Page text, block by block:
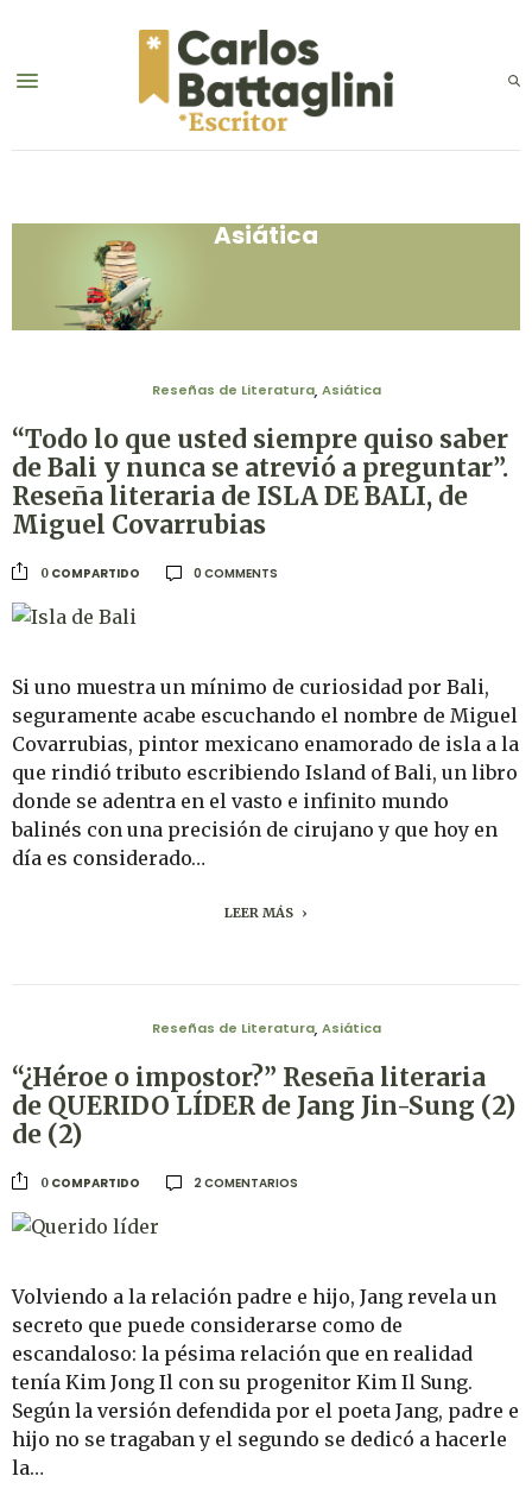
Asiática
Reseñas de Literatura, Asiática
“Todo lo que usted siempre quiso saber
de Bali y nunca se atrevió a preguntar”.
Reseña literaria de ISLA DE BALI, de
Miguel Covarrubias
0 COMPARTIDO 0 COMMENTS
Si uno muestra un mínimo de curiosidad por Bali,
seguramente acabe escuchando el nombre de Miguel
Covarrubias, pintor mexicano enamorado de isla a la
que rindió tributo escribiendo Island of Bali, un libro
donde se adentra en el vasto e infinito mundo
balinés con una precisión de cirujano y que hoy en
día es considerado…
LEER MÁS
Reseñas de Literatura, Asiática
“¿Héroe o impostor?” Reseña literaria
de QUERIDO LÍDER de Jang Jin-Sung (2)
de (2)
0 COMPARTIDO 2 COMENTARIOS
Volviendo a la relación padre e hijo, Jang revela un
secreto que puede considerarse como de
escandaloso: la pésima relación que en realidad
tenía Kim Jong Il con su progenitor Kim Il Sung.
Según la versión defendida por el poeta Jang, padre e
hijo no se tragaban y el segundo se dedicó a hacerle
la…